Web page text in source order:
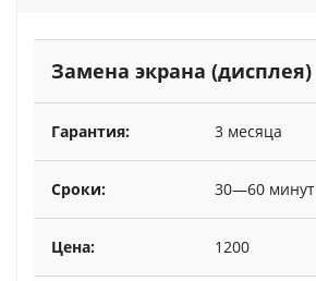
Замена экрана (дисплея)
3 месяца
30—60 минут
1200